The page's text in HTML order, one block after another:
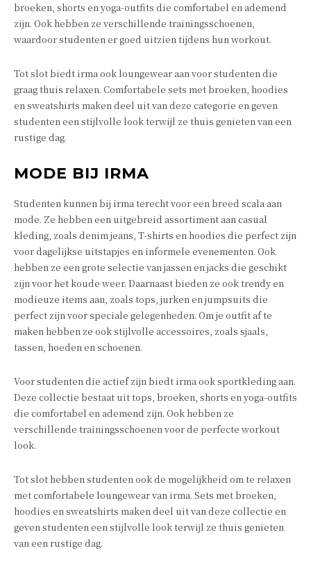
broeken, shorts en yoga-outfits die comfortabel en ademend
zijn. Ook hebben ze verschillende trainingsschoenen,
waardoor studenten er goed uitzien tijdens hun workout.
Tot slot biedt irma ook loungewear aan voor studenten die
graag thuis relaxen. Comfortabele sets met broeken, hoodies
en sweatshirts maken deel uit van deze categorie en geven
studenten een stijlvolle look terwijl ze thuis genieten van een
rustige dag.
MODE BIJ IRMA
Studenten kunnen bij irma terecht voor een breed scala aan
mode. Ze hebben een uitgebreid assortiment aan casual
kleding, zoals denim jeans, T-shirts en hoodies die perfect zijn
voor dagelijkse uitstapjes en informele evenementen. Ook
hebben ze een grote selectie van jassen en jacks die geschikt
zijn voor het koude weer. Daarnaast bieden ze ook trendy en
modieuze items aan, zoals tops, jurken en jumpsuits die
perfect zijn voor speciale gelegenheden. Om je outfit af te
maken hebben ze ook stijlvolle accessoires, zoals sjaals,
tassen, hoeden en schoenen.
Voor studenten die actief zijn biedt irma ook sportkleding aan.
Deze collectie bestaat uit tops, broeken, shorts en yoga-outfits
die comfortabel en ademend zijn. Ook hebben ze
verschillende trainingsschoenen voor de perfecte workout
look.
Tot slot hebben studenten ook de mogelijkheid om te relaxen
met comfortabele loungewear van irma. Sets met broeken,
hoodies en sweatshirts maken deel uit van deze collectie en
geven studenten een stijlvolle look terwijl ze thuis genieten
van een rustige dag.